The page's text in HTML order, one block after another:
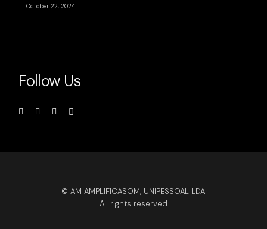
October 22, 2024
Follow Us
© AM AMPLIFICASOM, UNIPESSOAL LDA
All rights reserved